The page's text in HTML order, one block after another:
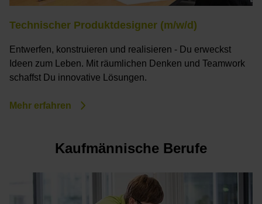
Technischer Produktdesigner (m/w/d)
Entwerfen, konstruieren und realisieren - Du erweckst
Ideen zum Leben. Mit räumlichen Denken und Teamwork
schaffst Du innovative Lösungen.
Mehr erfahren
Kaufmännische Berufe